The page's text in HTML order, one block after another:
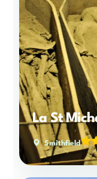
La St
Smithfield